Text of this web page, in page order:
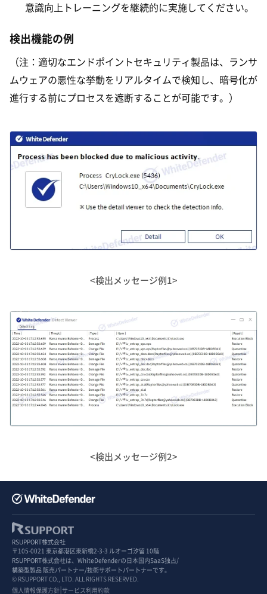
意識向上トレーニングを継続的に実施してください。
検出機能の例
（注：適切なエンドポイントセキュリティ製品は、ランサ
ムウェアの悪性な挙動をリアルタイムで検知し、暗号化が
進行する前にプロセスを遮断することが可能です。）
<検出メッセージ例1>
<検出メッセージ例2>
RSUPPORT株式会社
〒105-0021 東京都港区東新橋2-3-3 ルオーゴ汐留 10階
RSUPPORT株式会社は、WhiteDefenderの日本国内SaaS独占/
構築型製品 販売パートナー/技術サポートパートナーです。
© RSUPPORT CO., LTD. ALL RIGHTS RESERVED.
個人情報保護方針 サービス利用約款